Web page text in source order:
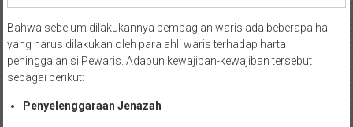
Semarang/
Batang/Brebes/
Purworejo,
Kebumen/Magelang/Temanggung/Mungkid/Demak/
Batu/
Blitar/Surabaya/Palembang/
Bahwa sebelum dilakukannya pembagian waris ada beberapa hal
yang harus dilakukan oleh para ahli waris terhadap harta
peninggalan si Pewaris. Adapun kewajiban-kewajiban tersebut
sebagai berikut:
Penyelenggaraan Jenazah